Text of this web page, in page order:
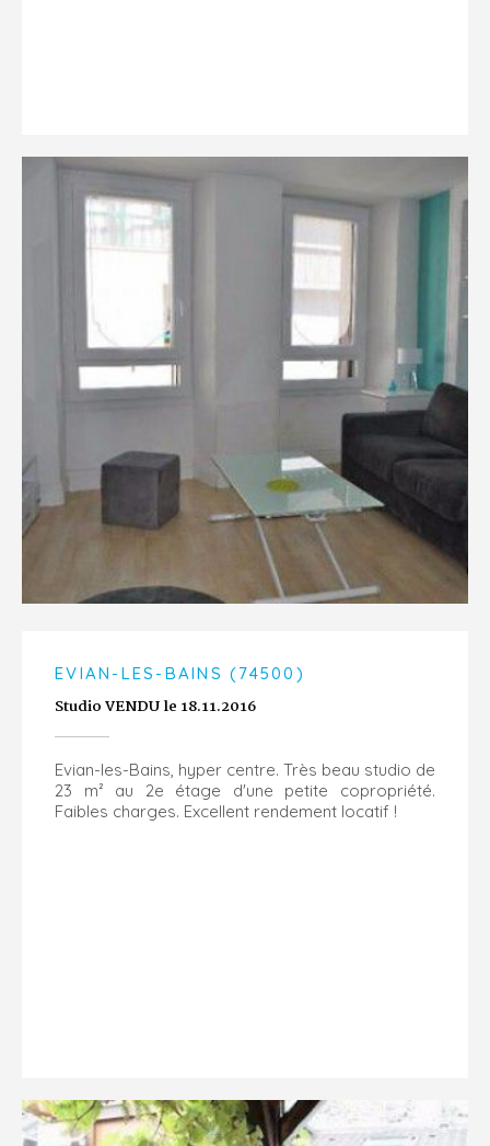
EVIAN-LES-BAINS (74500)
Studio VENDU le 18.11.2016
Evian-les-Bains, hyper centre. Très beau studio de
23 m² au 2e étage d'une petite copropriété.
Faibles charges. Excellent rendement locatif !